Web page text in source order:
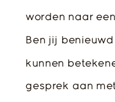
worden naar
Ben jij
kunnen
gesprek aan